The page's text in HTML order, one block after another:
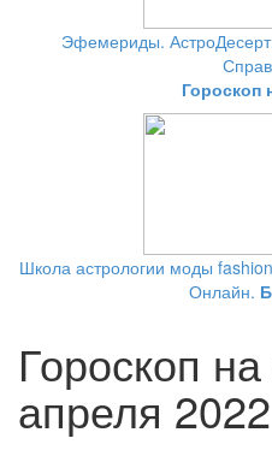
Эфемериды.
Гороскоп
Школа астрологии моды
Онлайн.
Гороскоп
апреля 2022